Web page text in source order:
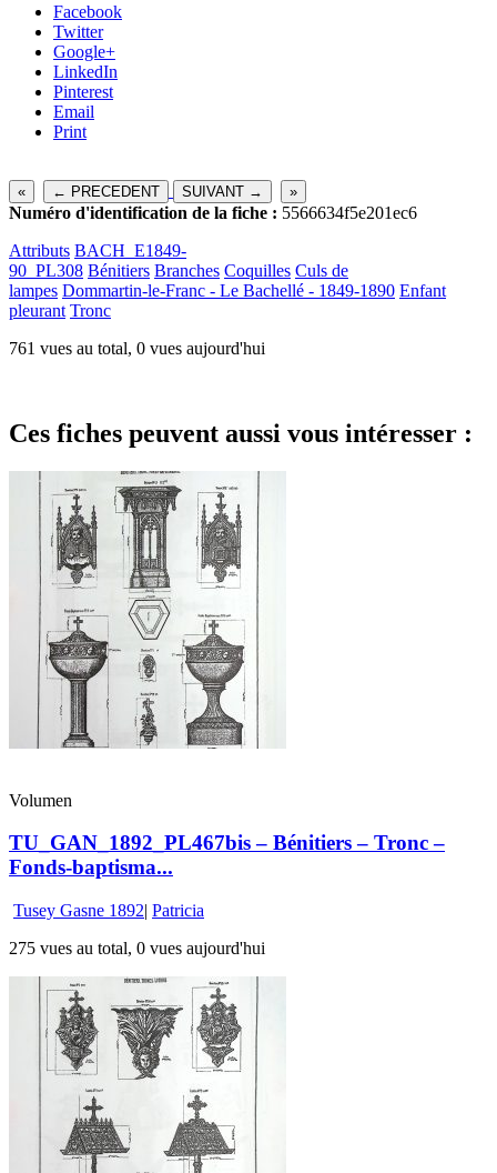
Facebook
Twitter
Google+
LinkedIn
Pinterest
Email
Print
« ← PRECEDENT SUIVANT → »
Numéro d'identification de la fiche : 5566634f5e201ec6
Attributs BACH_E1849-
90_PL308 Bénitiers Branches Coquilles Culs de
lampes Dommartin-le-Franc - Le Bachellé - 1849-1890 Enfant
pleurant Tronc
761 vues au total, 0 vues aujourd'hui
Ces fiches peuvent aussi vous intéresser :
Volumen
TU_GAN_1892_PL467bis – Bénitiers – Tronc –
Fonds-baptisma...
Tusey Gasne 1892| Patricia
275 vues au total, 0 vues aujourd'hui